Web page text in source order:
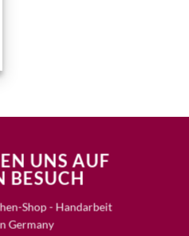
UNS AUF
BESUCH
Shop - Handarbeit
Germany